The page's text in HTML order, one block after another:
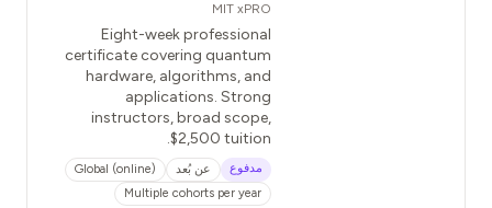
MIT xPRO
Eight-week professional
certificate covering quantum
hardware, algorithms, and
applications. Strong
instructors, broad scope,
$2,500 tuition.
مدفوع عن بُعد
Global (online)
Multiple cohorts per year